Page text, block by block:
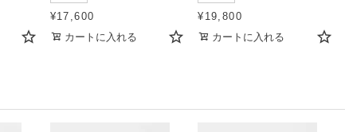
¥17,600
カートに入れる
¥ 19,800
カートに入れる